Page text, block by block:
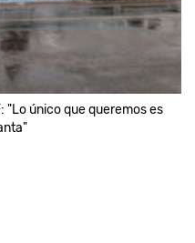
"Lo único que queremos es